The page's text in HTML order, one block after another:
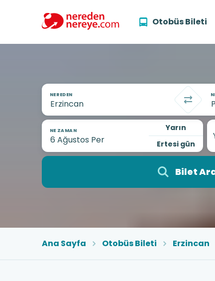
Otobüs Bileti
NEREDEN
NE ZAMAN
Yarın
Ertesi gün
Bilet
Ana Sayfa Otobüs Bileti Erzincan